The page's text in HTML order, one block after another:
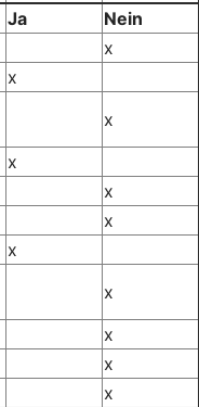
Ja
Nein
x
x
x
x
x
x
x
x
x
x
x